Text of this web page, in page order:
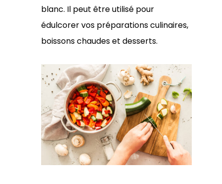
blanc. Il peut être utilisé pour
édulcorer vos préparations culinaires,
boissons chaudes et desserts.